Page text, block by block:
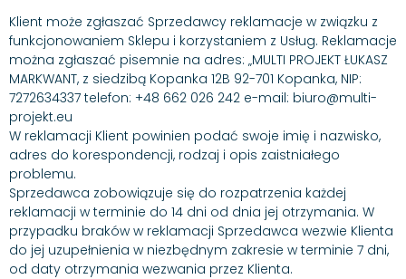
Klient może zgłaszać Sprzedawcy reklamacje w związku z
funkcjonowaniem Sklepu i korzystaniem z Usług. Reklamacje
można zgłaszać pisemnie na adres: „MULTI PROJEKT ŁUKASZ
MARKWANT, z siedzibą Kopanka 12B 92-701 Kopanka, NIP:
7272634337 telefon: +48 662 026 242 e-mail: biuro@multi-
projekt.eu
W reklamacji Klient powinien podać swoje imię i nazwisko,
adres do korespondencji, rodzaj i opis zaistniałego
problemu.
Sprzedawca zobowiązuje się do rozpatrzenia każdej
reklamacji w terminie do 14 dni od dnia jej otrzymania. W
przypadku braków w reklamacji Sprzedawca wezwie Klienta
do jej uzupełnienia w niezbędnym zakresie w terminie 7 dni,
od daty otrzymania wezwania przez Klienta.